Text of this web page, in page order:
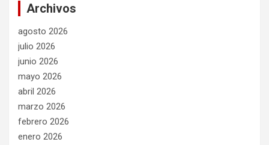
Archivos
agosto 2026
julio 2026
junio 2026
mayo 2026
abril 2026
marzo 2026
febrero 2026
enero 2026